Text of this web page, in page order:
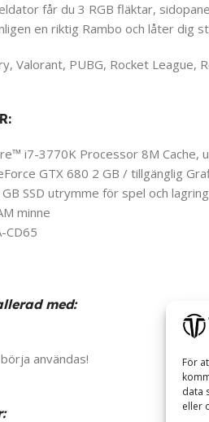
För
data
eller
får du 3 RGB fläktar,
en riktig Rambo och låter dig
Valorant, PUBG, Rocket
i7-3770K Processor 8M Cache,
GTX 680 2 GB / tillgänglig
SSD utrymme för spel och lagring
minne
CD65
med:
användas!